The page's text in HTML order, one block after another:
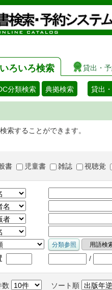
いろいろ検索 貸出・
分類検索 典拠検索 貸出
索することができます。
書 児童書 雑誌 視聴覚
/
数 ソート順